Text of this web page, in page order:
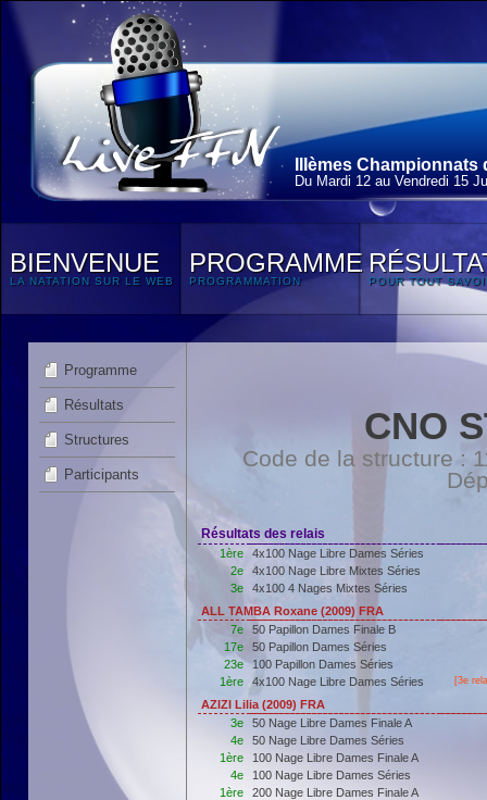
IIIèmes
Du Mardi 12 au Vendredi 15
BIENVENUE
LA NATATION SUR LE WEB
PROGRAMME
PROGRAMMATION POUR TOUT
Programme
Résultats
Structures
Participants
CNO
Code de la structure :
Résultats des relais
1ère
4x100 Nage Libre Dames Séries
2e
4x100 Nage Libre Mixtes Séries
3e
4x100 4 Nages Mixtes Séries
ALL TAMBA Roxane (2009) FRA
7e
50 Papillon Dames Finale B
17e
50 Papillon Dames Séries
23e
100 Papillon Dames Séries
1ère
4x100 Nage Libre Dames Séries [3e
AZIZI Lilia (2009) FRA
3e
50 Nage Libre Dames Finale A
4e
50 Nage Libre Dames Séries
1ère
100 Nage Libre Dames Finale A
4e
100 Nage Libre Dames Séries
1ère
200 Nage Libre Dames Finale A